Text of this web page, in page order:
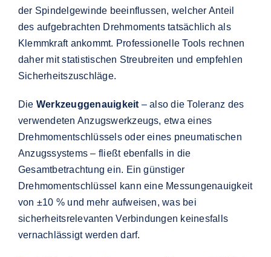
der Spindelgewinde beeinflussen, welcher Anteil
des aufgebrachten Drehmoments tatsächlich als
Klemmkraft ankommt. Professionelle Tools rechnen
daher mit statistischen Streubreiten und empfehlen
Sicherheitszuschläge.
Die Werkzeuggenauigkeit – also die Toleranz des
verwendeten Anzugswerkzeugs, etwa eines
Drehmomentschlüssels oder eines pneumatischen
Anzugssystems – fließt ebenfalls in die
Gesamtbetrachtung ein. Ein günstiger
Drehmomentschlüssel kann eine Messungenauigkeit
von ±10 % und mehr aufweisen, was bei
sicherheitsrelevanten Verbindungen keinesfalls
vernachlässigt werden darf.